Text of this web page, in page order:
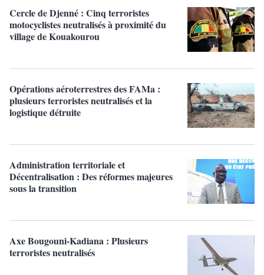
Cercle de Djenné : Cinq terroristes
motocyclistes neutralisés à proximité du
village de Kouakourou
Opérations aéroterrestres des FAMa :
plusieurs terroristes neutralisés et la
logistique détruite
Administration territoriale et
Décentralisation : Des réformes majeures
sous la transition
Axe Bougouni-Kadiana : Plusieurs
terroristes neutralisés